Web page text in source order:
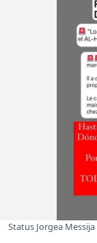
Status Jorgea